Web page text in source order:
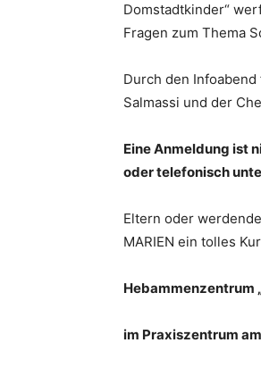
Domstadtkinder“
Fragen zum Thema
Durch den
Salmassi und der
Eine Anmeldung ist
oder telefonisch
Eltern oder
MARIEN ein tolles
Hebammenzentrum
im Praxiszentrum